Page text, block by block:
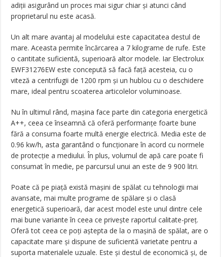
adiţii asigurând un proces mai sigur chiar şi atunci când
proprietarul nu este acasă.
Un alt mare avantaj al modelului este capacitatea destul de
mare. Aceasta permite încărcarea a 7 kilograme de rufe. Este
o cantitate suficientă, superioară altor modele. Iar Electrolux
EWF31276EW este concepută să facă faţă acesteia, cu o
viteză a centrifugii de 1200 rpm şi un hublou cu o deschidere
mare, ideal pentru scoaterea articolelor voluminoase.
Nu în ultimul rând, maşina face parte din categoria energetică
A++, ceea ce înseamnă că oferă performanţe foarte bune
fără a consuma foarte multă energie electrică. Media este de
0.96 kw/h, asta garantând o funcţionare în acord cu normele
de protecţie a mediului. În plus, volumul de apă care poate fi
consumat în medie, pe parcursul unui an este de 9 900 litri.
Poate că pe piaţă există maşini de spălat cu tehnologii mai
avansate, mai multe programe de spălare şi o clasă
energetică superioară, dar acest model este unul dintre cele
mai bune variante în ceea ce priveşte raportul calitate-preţ.
Oferă tot ceea ce poţi aştepta de la o maşină de spălat, are o
capacitate mare şi dispune de suficientă varietate pentru a
suporta materialele uzuale. Este şi destul de economică şi, de